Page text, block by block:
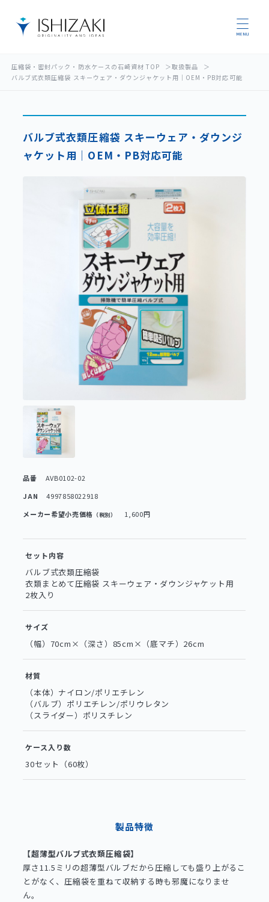
圧縮袋・密封パック・防水ケースの石崎資材 TOP
取扱製品
バルブ式衣類圧縮袋 スキーウェア・ダウンジャケット用｜OEM・PB対応可能
バルブ式衣類圧縮袋 スキーウェア・ダウンジ
ャケット用｜OEM・PB対応可能
品番
AVB0102-02
JAN
4997858022918
メーカー希望小売価格 （税別） 1,600円
セット内容
バルブ式衣類圧縮袋
衣類まとめて圧縮袋 スキーウェア・ダウンジャケット用
2枚入り
サイズ
（幅）70cm×（深さ）85cm×（底マチ）26cm
材質
（本体）ナイロン/ポリエチレン
（バルブ）ポリエチレン/ポリウレタン
（スライダー）ポリスチレン
ケース入り数
30セット（60枚）
製品特徴
【超薄型バルブ式衣類圧縮袋】
厚さ11.5ミリの超薄型バルブだから圧縮しても盛り上がるこ
とがなく、圧縮袋を重ねて収納する時も邪魔になりませ
ん。